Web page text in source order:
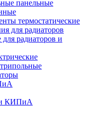
панельные
термостатические
для радиаторов
радиаторов и
и КИПиА